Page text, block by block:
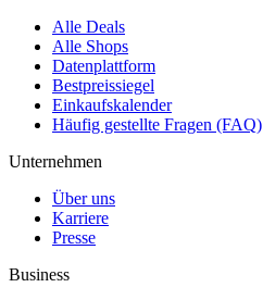
Alle Deals
Alle Shops
Datenplattform
Bestpreissiegel
Einkaufskalender
Häufig gestellte Fragen (FAQ)
Unternehmen
Über uns
Karriere
Presse
Business